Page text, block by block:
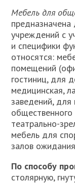
Мебель для
учреждений с
и специфики
относятся:
помещений
гостиниц, для
медицинская,
заведений, для
театрально-
мебель для
залов
По способу
столярную,